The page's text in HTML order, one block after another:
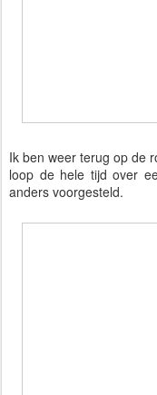
Ik ben weer terug op de
loop de hele tijd over
anders voorgesteld.